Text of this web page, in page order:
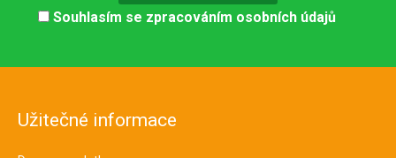
Souhlasím se zpracováním osobních údajů
Užitečné informace